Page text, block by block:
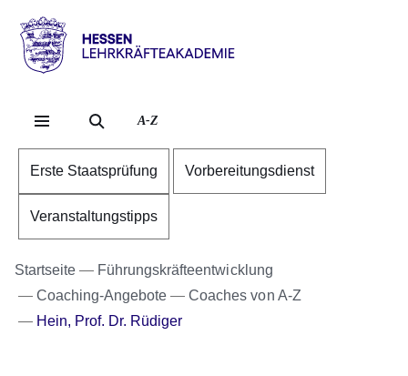
Direkt zum Kopf der
Direkt zum Inhalt
Direkt zum Fuß der
Hessen
Lehrkräfteakademie
A-Z
Erste Staatsprüfung Vorbereitungsdienst
Veranstaltungstipps
Startseite
Führungskräfteentwicklung
Coaching-Angebote
Coaches von A-Z
Hein, Prof. Dr. Rüdiger